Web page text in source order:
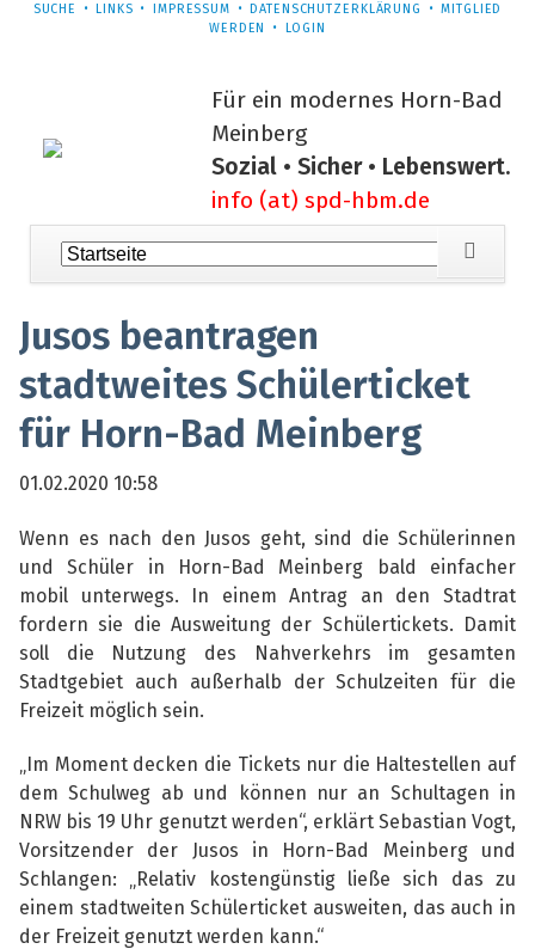
NAVIGATION
SUCHE LINKS IMPRESSUM DATENSCHUTZERKLÄRUNG
MITGLIED
WERDEN
LOGIN
Für ein modernes Horn-Bad
Meinberg
Sozial • Sicher • Lebenswert.
info (at) spd-hbm.de
Navigation
überspringen
Jusos beantragen
stadtweites Schülerticket
für Horn-Bad Meinberg
01.02.2020 10:58
Wenn es nach den Jusos geht, sind die Schülerinnen
und Schüler in Horn-Bad Meinberg bald einfacher
mobil unterwegs. In einem Antrag an den Stadtrat
fordern sie die Ausweitung der Schülertickets. Damit
soll die Nutzung des Nahverkehrs im gesamten
Stadtgebiet auch außerhalb der Schulzeiten für die
Freizeit möglich sein.
„Im Moment decken die Tickets nur die Haltestellen auf
dem Schulweg ab und können nur an Schultagen in
NRW bis 19 Uhr genutzt werden“, erklärt Sebastian Vogt,
Vorsitzender der Jusos in Horn-Bad Meinberg und
Schlangen: „Relativ kostengünstig ließe sich das zu
einem stadtweiten Schülerticket ausweiten, das auch in
der Freizeit genutzt werden kann.“